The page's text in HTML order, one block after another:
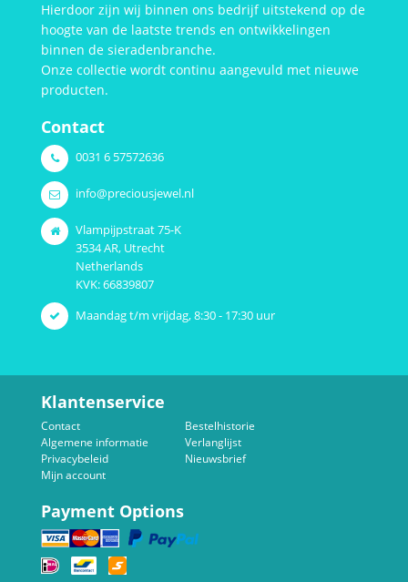
Hierdoor zijn wij binnen ons bedrijf uitstekend op de
hoogte van de laatste trends en ontwikkelingen
binnen de sieradenbranche.
Onze collectie wordt continu aangevuld met nieuwe
producten.
Contact
0031 6 57572636
info@preciousjewel.nl
Vlampijpstraat 75-K
3534 AR, Utrecht
Netherlands
KVK: 66839807
Maandag t/m vrijdag, 8:30 - 17:30 uur
Klantenservice
Contact
Algemene informatie
Privacybeleid
Mijn account
Bestelhistorie
Verlanglijst
Nieuwsbrief
Payment Options